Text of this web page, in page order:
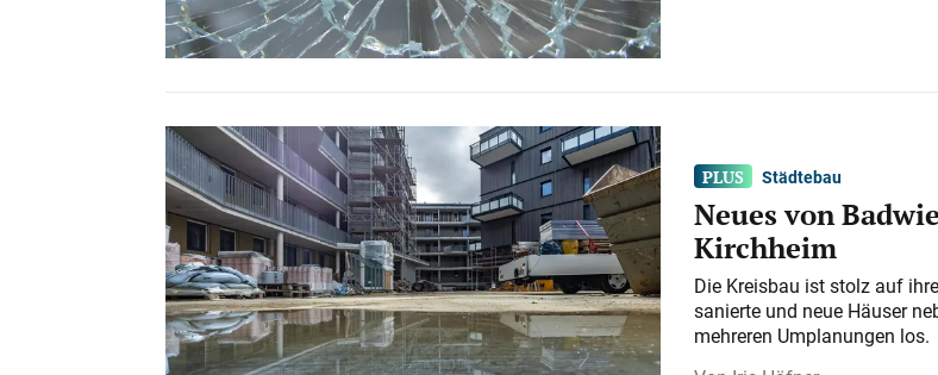
Städtebau
Neues von
Kirchheim
Die Kreisbau ist stolz auf
sanierte und neue Häuser
mehreren Umplanungen los.